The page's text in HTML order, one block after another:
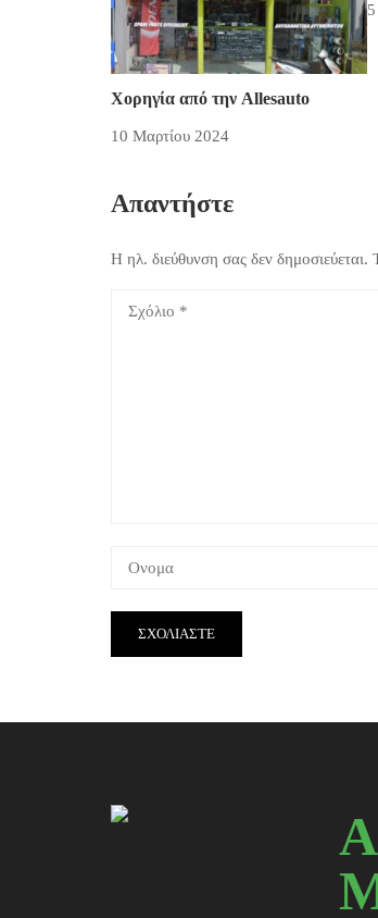
Χορηγία από την Allesauto
10 Μαρτίου 2024
5
Απαντήστε
Η ηλ. διεύθυνση σας δεν δημοσιεύεται.